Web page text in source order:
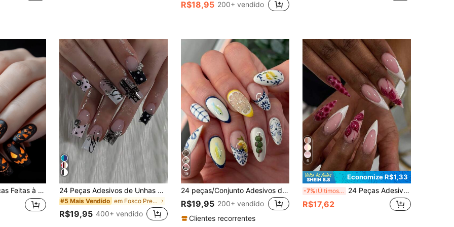
R$18,95 200+ vendido
Unhas Y2K, Unhas Postiças de Abóbora 24 Peças Adesivos de Unhas Quadradas, Estilo Escuro Legal, Coração de Metal com Bolinhas Pretas, Ponta Francesa de Teia de Aranha Oca, Laço de Metal, Adequado para Mulheres e Meninas, Essencial para Festa e Compras, Unhas Postiças
#5 Mais Vendido em Fosco Pressione as unhas postiças
R$19,95 400+ vendido
19
24 peças/Conjunto Adesivos de Unhas em Gel 3D com Formato de Amêndoa Francesa, Limão, Peixe Fofo, Xadrez Azul, Decoração de Laço, Unhas Postiças de Cobertura Total, Ideal para Festa, Encontro, Feriado de Senhoras e Meninas
R$19,95 200+ vendido
Clientes recorrentes
6
Economize R$1,33
-7% Últimos 3 dias 24 Peças Adesivos de Unhas Acrílicas com Formato de Amêndoa Francesa, Textura Azul com Decoração de Estrelas, Design de Linha de Arte 3D Prateada, Unhas Falsas de Cobertura Total Brilhante, Suprimentos de Unhas em Estilo Fashionável Y2K Adequados para Uso Diário de Mulheres e Meninas
R$17,62